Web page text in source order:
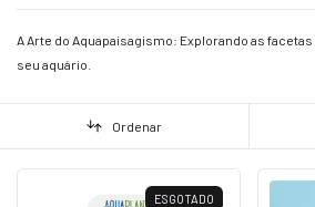
A Arte do Aquapaisagismo: Explorando as
seu aquário.
Ordenar
ESGOTADO